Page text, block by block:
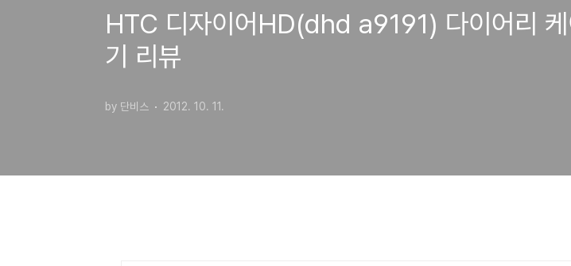
HTC 디자이어HD(dhd a9191) 다이어리
기 리뷰
by 단비스 2012. 10. 11.